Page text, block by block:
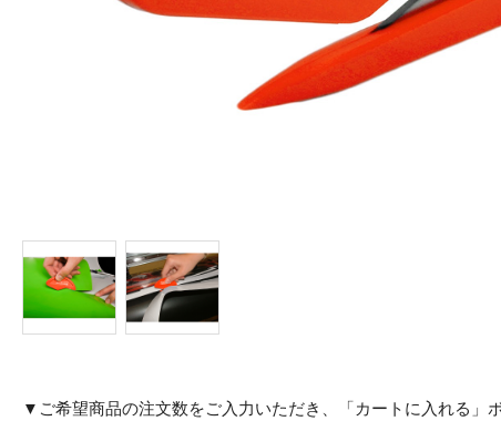
▼ご希望商品の注文数をご入力いただき、「カートに入れる」